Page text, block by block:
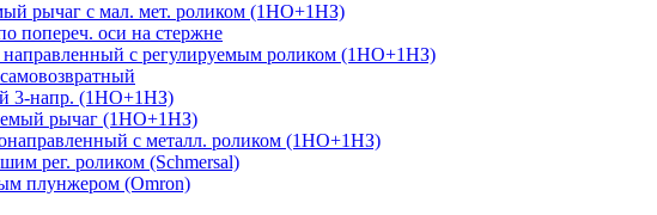
рычаг с мал. мет. роликом (1НО+1НЗ)
попереч. оси на стержне
с регулируемым роликом (1НО+1НЗ)
3-напр. (1НО+1НЗ)
рычаг (1НО+1НЗ)
с металл. роликом (1НО+1НЗ)
рег. роликом (Schmersal)
плунжером (Omron)